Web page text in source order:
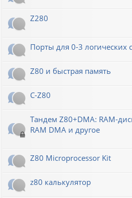
Z280
Порты для 0-3 логических
Z80 и быстрая память
C-Z80
Тандем Z80+DMA: RAM-
RAM DMA и другое
Z80 Microprocessor Kit
z80 калькулятор